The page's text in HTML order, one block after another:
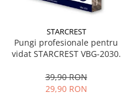
STARCREST
Pungi profesionale pentru
vidat STARCREST VBG-2030,
rezistente, reutilizabile, sous
vide, lavabile in masina de
39,90 RON
29,90 RON